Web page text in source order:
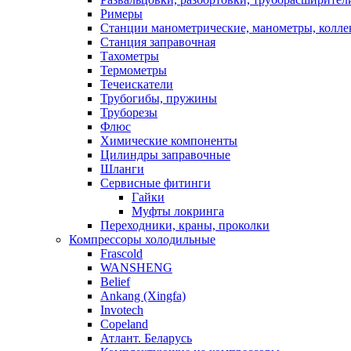
Римеры
Станции манометрические, манометры,
Станция заправочная
Тахометры
Термометры
Течеискатели
Трубогибы, пружины
Труборезы
Флюс
Химические компоненты
Цилиндры заправочные
Шланги
Сервисные фитинги
Гайки
Муфты локринга
Переходники, краны, проколки
Компрессоры холодильные
Frascold
WANSHENG
Belief
Ankang (Xingfa)
Invotech
Copeland
Атлант. Беларусь